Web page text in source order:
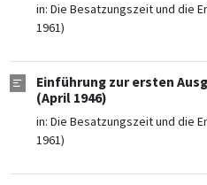
in: Die Besatzungszeit und die
1961)
Einführung zur ersten
(April 1946)
in: Die Besatzungszeit und die
1961)